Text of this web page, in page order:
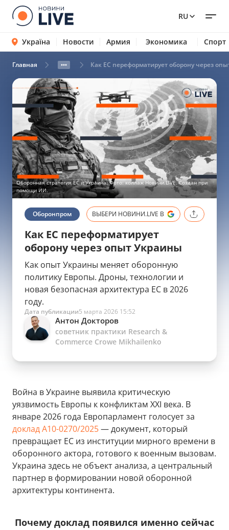
RU
Україна Новости Армия Экономика Спорт
Главная Как ЕС переформатирует оборону через
Оборонпром ВЫБЕРИ НОВИНИ.LIVE В
Как ЕС переформатирует
оборону через опыт Украины
Как опыт Украины меняет оборонную
политику Европы. Дроны, технологии и
новая безопасная архитектура ЕС в 2026
году.
Антон Докторов
советник практики Research &
Commerce Crowe Mikhailenko
Дата публикации5 марта 2026 15:52
Оборонная стратегия ЕС и Украина. Фото: коллаж Новини.LIVE. Создан при
помощи ИИ.
Война в Украине выявила критическую
уязвимость Европы к конфликтам XXI века. В
январе 2026 года Европарламент голосует за
доклад A10-0270/2025— документ, который
превращает ЕС из институции мирного времени в
оборонного актора, готового к военным вызовам.
Украина здесь не объект анализа, а центральный
партнер в формировании новой оборонной
архитектуры континента.
Почему доклад появился именно сейчас